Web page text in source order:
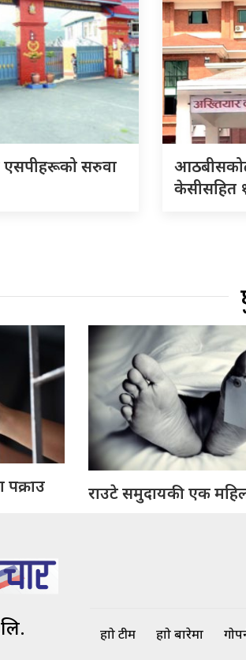
एसपीहरूको सरुवा
केसीसहित
पक्राउ राउटे समुदायकी एक
हाम्रो टीम हाम्रो बारेमा